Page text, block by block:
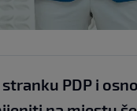
PDP i